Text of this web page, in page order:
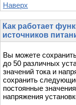
Наверх
Как работает
источников
Вы можете
до 50 различных
значений тока и
сохранить
постоянные
напряжения